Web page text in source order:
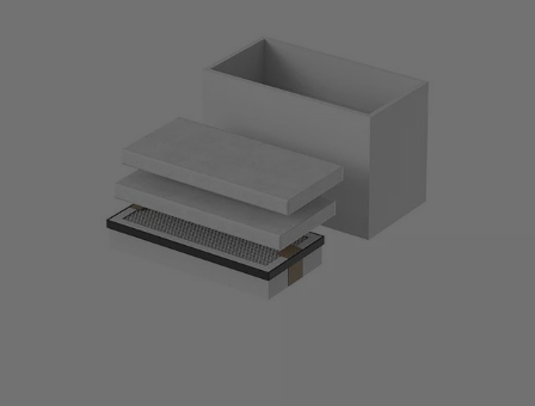
Assistance personnalisée avec un expert.
TVA Offerte : Jusqu'à 20 % selon le pays.